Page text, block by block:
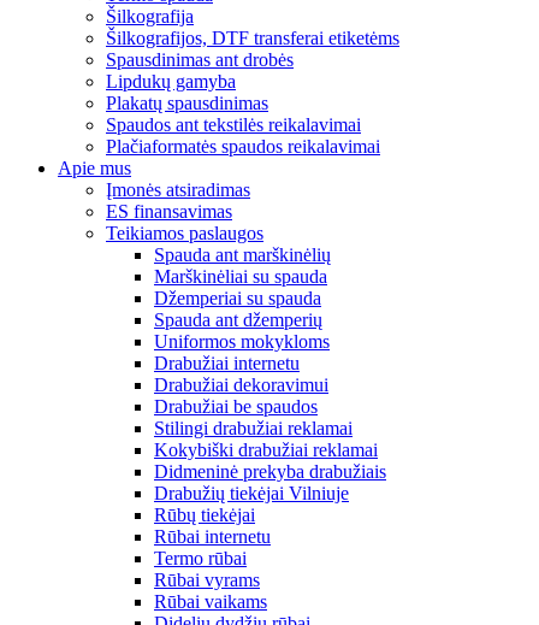
Šilkografija
Šilkografijos, DTF transferai etiketėms
Spausdinimas ant drobės
Lipdukų gamyba
Plakatų spausdinimas
Spaudos ant tekstilės reikalavimai
Plačiaformatės spaudos reikalavimai
Apie mus
Įmonės atsiradimas
ES finansavimas
Teikiamos paslaugos
Spauda ant marškinėlių
Marškinėliai su spauda
Džemperiai su spauda
Spauda ant džemperių
Uniformos mokykloms
Drabužiai internetu
Drabužiai dekoravimui
Drabužiai be spaudos
Stilingi drabužiai reklamai
Kokybiški drabužiai reklamai
Didmeninė prekyba drabužiais
Drabužių tiekėjai Vilniuje
Rūbų tiekėjai
Rūbai internetu
Termo rūbai
Rūbai vyrams
Rūbai vaikams